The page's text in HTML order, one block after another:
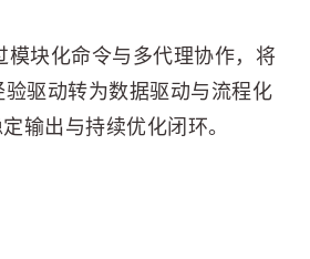
模块化命令与多代理协作，将
驱动转为数据驱动与流程化
输出与持续优化闭环。